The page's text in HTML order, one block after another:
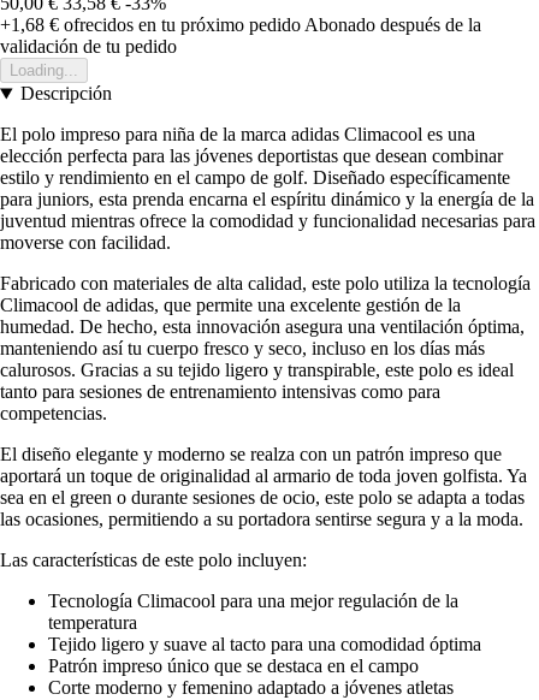
+1,68 € ofrecidos en tu próximo pedido Abonado después de la
validación de tu pedido
Loading...
Descripción
El polo impreso para niña de la marca adidas Climacool es una
elección perfecta para las jóvenes deportistas que desean combinar
estilo y rendimiento en el campo de golf. Diseñado específicamente
para juniors, esta prenda encarna el espíritu dinámico y la energía de la
juventud mientras ofrece la comodidad y funcionalidad necesarias para
moverse con facilidad.
Fabricado con materiales de alta calidad, este polo utiliza la tecnología
Climacool de adidas, que permite una excelente gestión de la
humedad. De hecho, esta innovación asegura una ventilación óptima,
manteniendo así tu cuerpo fresco y seco, incluso en los días más
calurosos. Gracias a su tejido ligero y transpirable, este polo es ideal
tanto para sesiones de entrenamiento intensivas como para
competencias.
El diseño elegante y moderno se realza con un patrón impreso que
aportará un toque de originalidad al armario de toda joven golfista. Ya
sea en el green o durante sesiones de ocio, este polo se adapta a todas
las ocasiones, permitiendo a su portadora sentirse segura y a la moda.
Las características de este polo incluyen:
Tecnología Climacool para una mejor regulación de la
temperatura
Tejido ligero y suave al tacto para una comodidad óptima
Patrón impreso único que se destaca en el campo
Corte moderno y femenino adaptado a jóvenes atletas